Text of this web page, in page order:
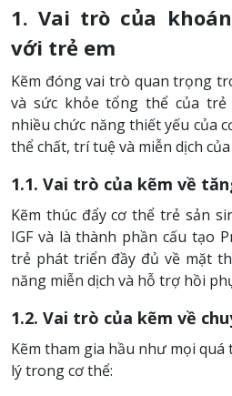
1. Vai trò của
với trẻ em
Kẽm đóng vai trò quan trọng
và sức khỏe tổng thể của trẻ
nhiều chức năng thiết yếu của
thể chất, trí tuệ và miễn dịch
1.1. Vai trò của kẽm về
Kẽm thúc đẩy cơ thể trẻ sản
IGF và là thành phần cấu tạo
trẻ phát triển đầy đủ về mặt
năng miễn dịch và hỗ trợ hồi
1.2. Vai trò của kẽm về
Kẽm tham gia hầu như mọi
lý trong cơ thể: